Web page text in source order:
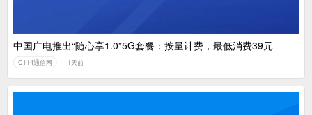
中国广电推出“随心享1.0”5G套餐：按量计费，最低消费39元
C114通信网 1天前